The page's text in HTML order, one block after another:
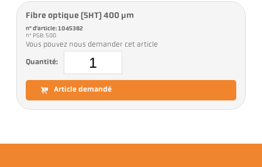
Fibre optique (5HT) 400 µm
n° d'article: 1045382
n° PGB: 500
Vous pouvez nous demander cet article
Quantité:
Article demandé